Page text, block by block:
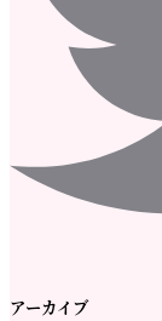
アーカイブ